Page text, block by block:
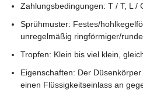
Zahlungsbedingungen: T / T, L /
Sprühmuster: Festes/
unregelmäßig ringförmiger/
Tropfen: Klein bis viel klein,
Eigenschaften: Der
einen Flüssigkeitseinlass an